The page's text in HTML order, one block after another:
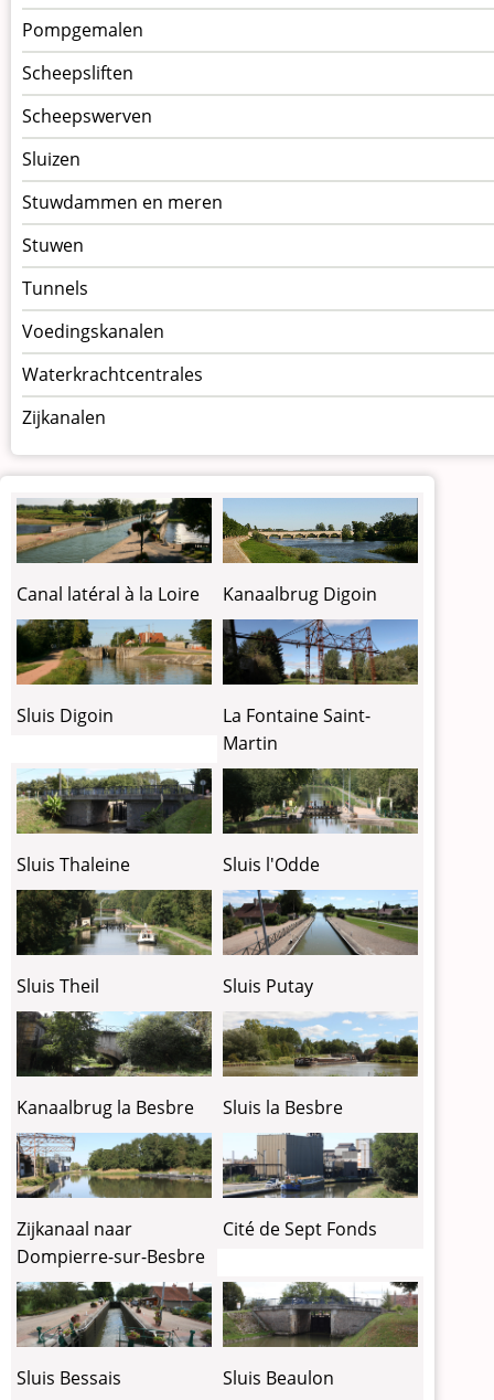
Pompgemalen
Scheepsliften
Scheepswerven
Sluizen
Stuwdammen en meren
Stuwen
Tunnels
Voedingskanalen
Waterkrachtcentrales
Zijkanalen
Canal latéral à la Loire Kanaalbrug Digoin
Sluis Digoin
La Fontaine Saint-
Martin
Sluis Thaleine Sluis l'Odde
Sluis Theil Sluis Putay
Kanaalbrug la Besbre Sluis la Besbre
Zijkanaal naar
Dompierre-sur-Besbre
Cité de Sept Fonds
Sluis Bessais Sluis Beaulon